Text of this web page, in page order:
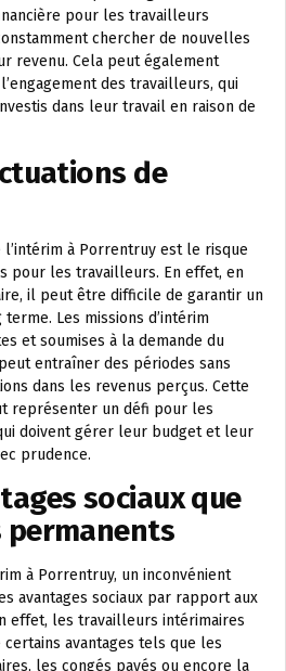
pour les travailleurs
chercher de nouvelles
revenu. Cela peut également
des travailleurs, qui
dans leur travail en raison de
de
l’intérim à Porrentruy est le risque
pour les travailleurs. En effet, en
il peut être difficile de garantir un
Les missions d’intérim
et soumises à la demande du
entraîner des périodes sans
dans les revenus perçus. Cette
représenter un défi pour les
doivent gérer leur budget et leur
prudence.
sociaux que
permanents
à Porrentruy, un inconvénient
avantages sociaux par rapport aux
effet, les travailleurs intérimaires
avantages tels que les
les congés payés ou encore la